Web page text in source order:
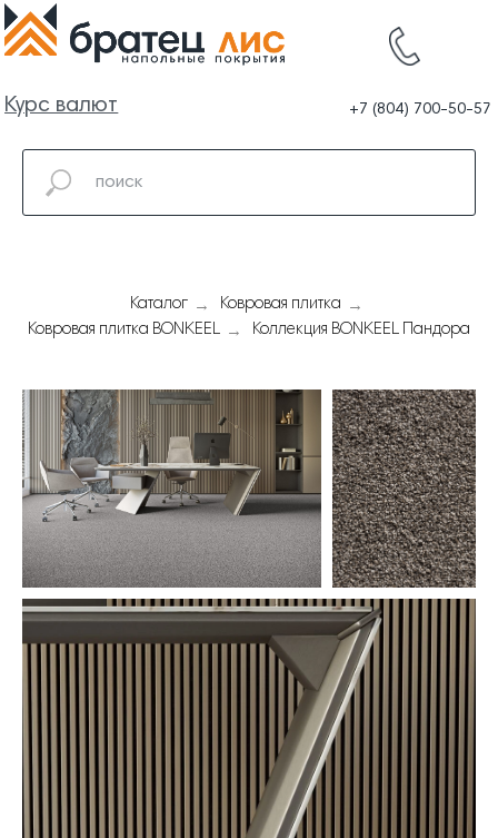
Каталог → Ковровая плитка →
Ковровая плитка BONKEEL → Коллекция BONKEEL Пандора